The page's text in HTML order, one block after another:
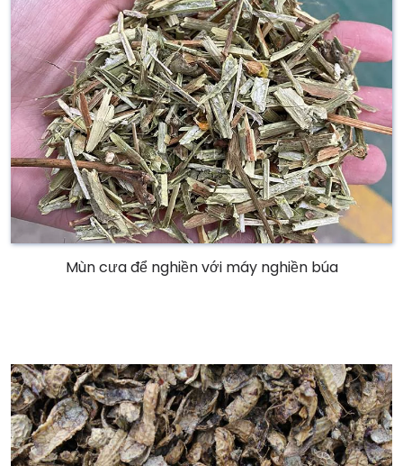
Mùn cưa để nghiền với máy nghiền búa